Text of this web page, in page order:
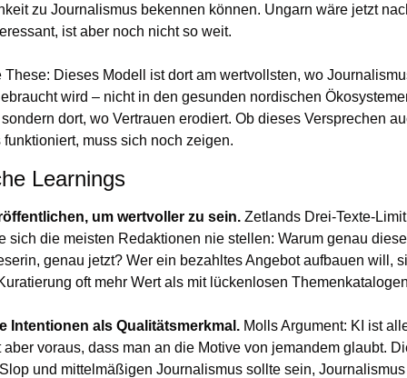
zu Journalismus bekennen können. Ungarn wäre jetzt
ist aber noch nicht so weit.
Dieses Modell ist dort am wertvollsten, wo
wird – nicht in den gesunden nordischen
dort, wo Vertrauen erodiert. Ob dieses Versprechen
muss sich noch zeigen.
Learnings
um wertvoller zu sein. Zetlands Drei-Texte-
sich die meisten Redaktionen nie stellen: Warum genau
genau jetzt? Wer ein bezahltes Angebot aufbauen will,
oft mehr Wert als mit lückenlosen
Intentionen als Qualitätsmerkmal. Molls Argument: KI ist
aber voraus, dass man an die Motive von jemandem glaubt.
und mittelmäßigen Journalismus sollte sein, Journalismus